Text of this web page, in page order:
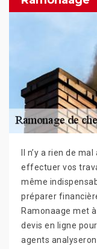
Il n’y a rien de
effectuer vos
même
préparer
Ramonaage met
devis en ligne
agents